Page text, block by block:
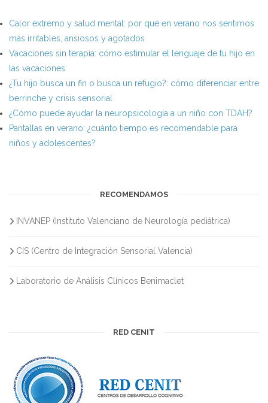
Calor extremo y salud mental: por qué en verano nos sentimos
más irritables, ansiosos y agotados
Vacaciones sin terapia: cómo estimular el lenguaje de tu hijo en
las vacaciones
¿Tu hijo busca un fin o busca un refugio?: cómo diferenciar entre
berrinche y crisis sensorial
¿Cómo puede ayudar la neuropsicología a un niño con TDAH?
Pantallas en verano: ¿cuánto tiempo es recomendable para
niños y adolescentes?
RECOMENDAMOS
INVANEP (Instituto Valenciano de Neurología pediátrica)
CIS (Centro de Integración Sensorial Valencia)
Laboratorio de Análisis Clínicos Benimaclet
RED CENIT